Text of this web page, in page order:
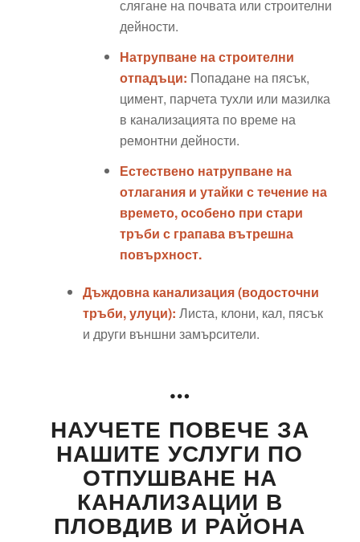
слягане на почвата или строителни
дейности.
Натрупване на строителни
отпадъци: Попадане на пясък,
цимент, парчета тухли или мазилка
в канализацията по време на
ремонтни дейности.
Естествено натрупване на
отлагания и утайки с течение на
времето, особено при стари
тръби с грапава вътрешна
повърхност.
Дъждовна канализация (водосточни
тръби, улуци): Листа, клони, кал, пясък
и други външни замърсители.
НАУЧЕТЕ ПОВЕЧЕ ЗА
НАШИТЕ УСЛУГИ ПО
ОТПУШВАНЕ НА
КАНАЛИЗАЦИИ В
ПЛОВДИВ И РАЙОНА